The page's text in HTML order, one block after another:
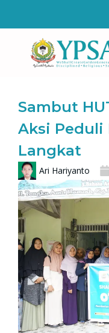
Sambut
Aksi Peduli
Langkat
Ari Hariyanto